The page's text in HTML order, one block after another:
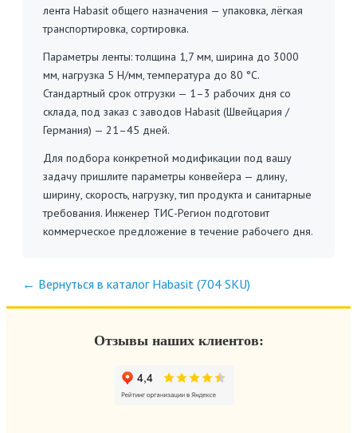
лента Habasit общего назначения — упаковка, лёгкая
транспортировка, сортировка.
Параметры ленты: толщина 1,7 мм, ширина до 3000
мм, нагрузка 5 Н/мм, температура до 80 °C.
Стандартный срок отгрузки — 1–3 рабочих дня со
склада, под заказ с заводов Habasit (Швейцария /
Германия) — 21–45 дней.
Для подбора конкретной модификации под вашу
задачу пришлите параметры конвейера — длину,
ширину, скорость, нагрузку, тип продукта и санитарные
требования. Инженер ТИС-Регион подготовит
коммерческое предложение в течение рабочего дня.
← Вернуться в каталог Habasit (704 SKU)
Отзывы наших клиентов: